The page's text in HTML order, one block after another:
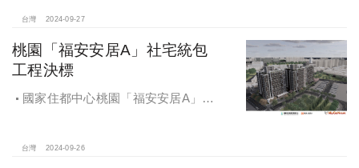
台灣 2024-09-27
桃園「福安安居A」社宅統包
工程決標
國家住都中心桃園「福安安居A」社
台灣 2024-09-26